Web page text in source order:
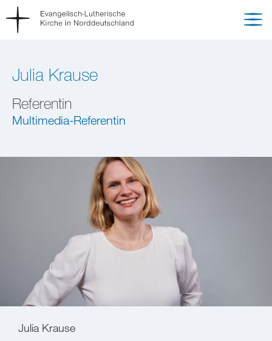
Julia Krause
Referentin
Multimedia-Referentin
Julia Krause